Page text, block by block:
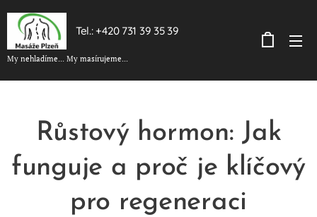
Tel.: +420 731 39 35 39
My nehladíme... My masírujeme...
Růstový hormon: Jak
funguje a proč je klíčový
pro regeneraci